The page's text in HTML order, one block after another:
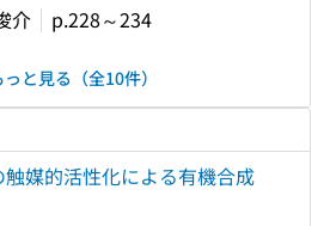
介
p.228～234
と見る（全10件）
媒的活性化による有機合成